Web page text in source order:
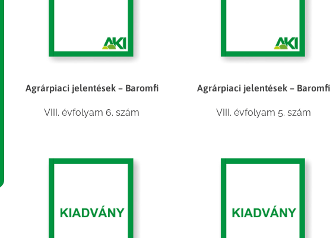
Agrárpiaci jelentések – Baromfi
VIII. évfolyam 6. szám
Agrárpiaci jelentések – Baromfi
VIII. évfolyam 5. szám